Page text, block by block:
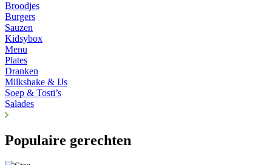
Broodjes
Burgers
Sauzen
Kidsybox
Menu
Plates
Dranken
Milkshake & IJs
Soep & Tosti’s
Salades
Populaire gerechten